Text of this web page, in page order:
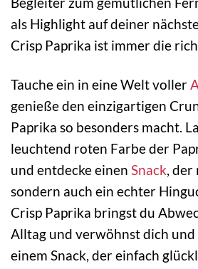
als Highlight auf deiner
Crisp Paprika ist immer die
Tauche ein in eine Welt voller
genieße den einzigartigen
Paprika so besonders macht.
leuchtend roten Farbe der
und entdecke einen Snack, der
sondern auch ein echter
Crisp Paprika bringst du
Alltag und verwöhnst dich
einem Snack, der einfach